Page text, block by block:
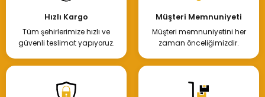
Hızlı Kargo
Tüm şehirlerimize hızlı ve
güvenli teslimat yapıyoruz.
Müşteri Memnuniyeti
Müşteri memnuniyetini her
zaman önceliğimizdir.